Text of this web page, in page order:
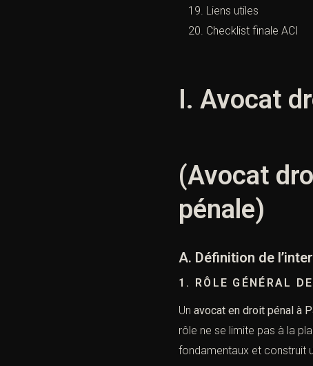
Liens utiles
Checklist finale ACI
I. Avocat
(Avocat
pénale)
A. Définition de
1. RÔLE GÉNÉRAL
Un avocat en droit pénal à
rôle ne se limite pas à la
fondamentaux et construit